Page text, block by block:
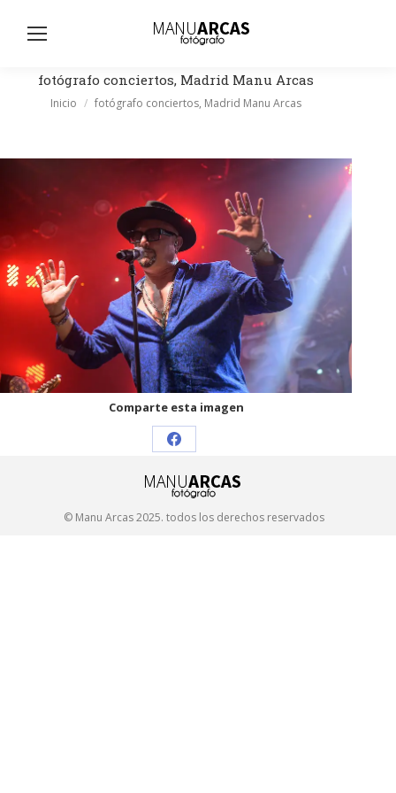
fotógrafo conciertos, Madrid Manu Arcas
Estás aquí:
Inicio fotógrafo conciertos, Madrid Manu Arcas
Comparte esta imagen
Share
on
Facebook
© Manu Arcas 2025. todos los derechos reservados